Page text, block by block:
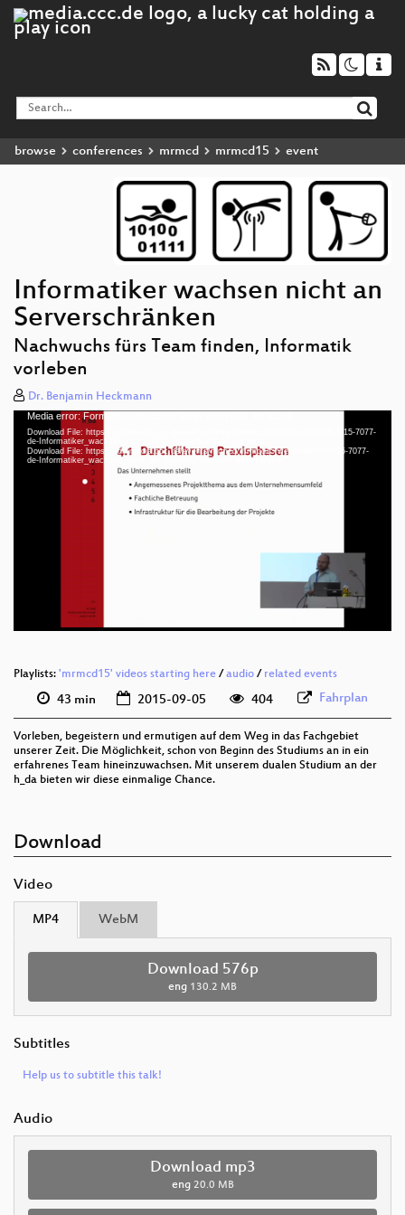
browse conferences mrmcd mrmcd15 event
Informatiker wachsen nicht an
Serverschränken
Nachwuchs fürs Team finden, Informatik
vorleben
Dr. Benjamin Heckmann
Video
Player
Media error: Format(s) not supported or source(s) not found
Download File: https://cdn.media.ccc.de/events/mrmcd/mrmcd15/h264-hq/MRMCD15-7077-
de-Informatiker_wachsen_nicht_an_Serverschraenken_sd.mp4
Download File: https://cdn.media.ccc.de/events/mrmcd/mrmcd15/webm/MRMCD15-7077-
de-Informatiker_wachsen_nicht_an_Serverschraenken_webm.webm
eng 576p (mp4)
eng 576p (webm)
Playlists: 'mrmcd15' videos starting here / audio / related events
43 min 2015-09-05 404 Fahrplan
Vorleben, begeistern und ermutigen auf dem Weg in das Fachgebiet
unserer Zeit. Die Möglichkeit, schon von Beginn des Studiums an in ein
erfahrenes Team hineinzuwachsen. Mit unserem dualen Studium an der
h_da bieten wir diese einmalige Chance.
Download
Video
MP4 WebM
Download 576p
eng 130.2 MB
Subtitles
Help us to subtitle this talk!
Audio
Download mp3
eng 20.0 MB